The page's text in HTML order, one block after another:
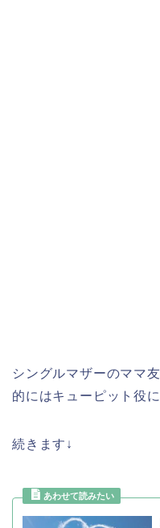
シングルマザーのママ
的にはキューピット役
続きます↓